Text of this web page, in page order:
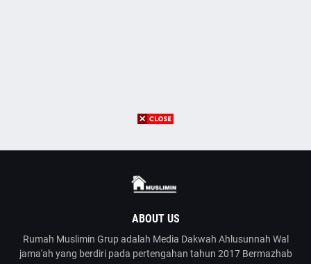
ABOUT US
Rumah Muslimin Grup adalah Media Dakwah Ahlusunnah Wal
jama'ah yang berdiri pada pertengahan tahun 2017 Bermazhab